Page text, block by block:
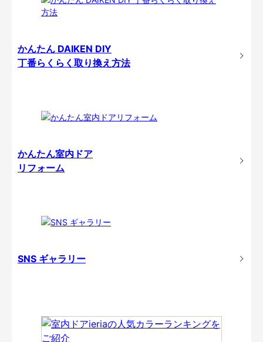
かんたん DAIKEN DIY
丁番らくらく取り換え方法
かんたん室内ドア
リフォーム
SNS ギャラリー